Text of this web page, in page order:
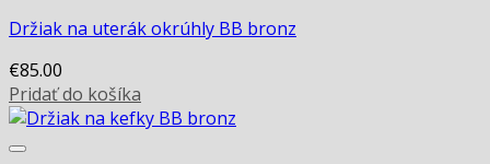
Držiak na uterák okrúhly BB bronz
€85.00
Pridať do košíka